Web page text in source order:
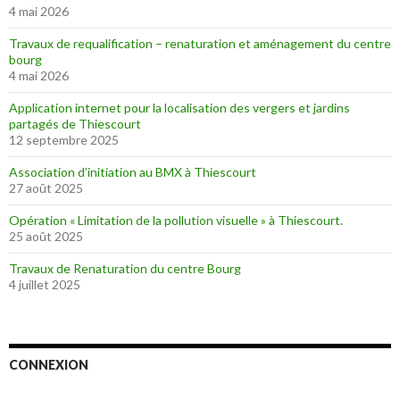
4 mai 2026
Travaux de requalification – renaturation et aménagement du centre
bourg
4 mai 2026
Application internet pour la localisation des vergers et jardins
partagés de Thiescourt
12 septembre 2025
Association d’initiation au BMX à Thiescourt
27 août 2025
Opération « Limitation de la pollution visuelle » à Thiescourt.
25 août 2025
Travaux de Renaturation du centre Bourg
4 juillet 2025
CONNEXION